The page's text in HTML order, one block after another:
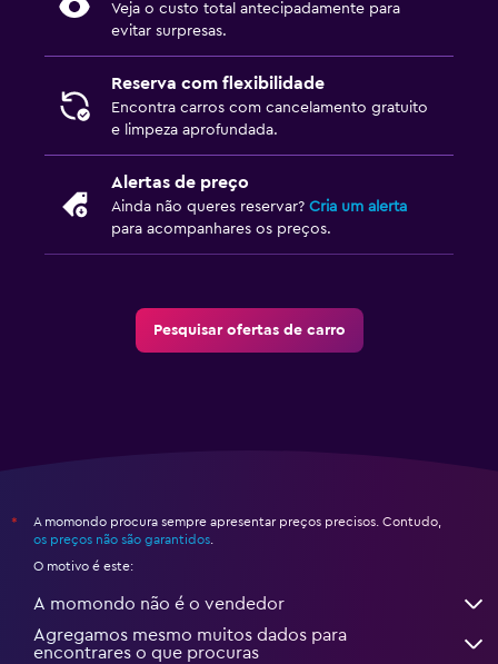
Veja o custo total antecipadamente para
evitar surpresas.
Reserva com flexibilidade
Encontra carros com cancelamento gratuito
e limpeza aprofundada.
Alertas de preço
Ainda não queres reservar? Cria um alerta
para acompanhares os preços.
Pesquisar ofertas de carro
*
A momondo procura sempre apresentar preços precisos. Contudo,
os preços não são garantidos
O motivo é este:
A momondo não é o vendedor
Agregamos mesmo muitos dados para
encontrares o que procuras